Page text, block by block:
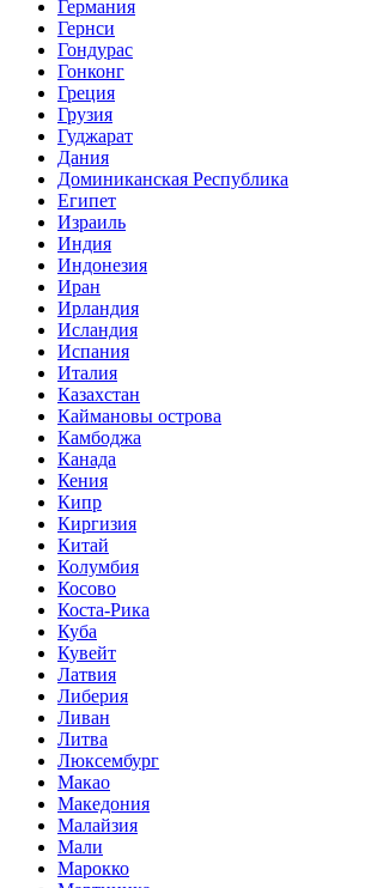
Германия
Гернси
Гондурас
Гонконг
Греция
Грузия
Гуджарат
Дания
Доминиканская Республика
Египет
Израиль
Индия
Индонезия
Иран
Ирландия
Исландия
Испания
Италия
Казахстан
Каймановы острова
Камбоджа
Канада
Кения
Кипр
Киргизия
Китай
Колумбия
Косово
Коста-Рика
Куба
Кувейт
Латвия
Либерия
Ливан
Литва
Люксембург
Макао
Македония
Малайзия
Мали
Марокко